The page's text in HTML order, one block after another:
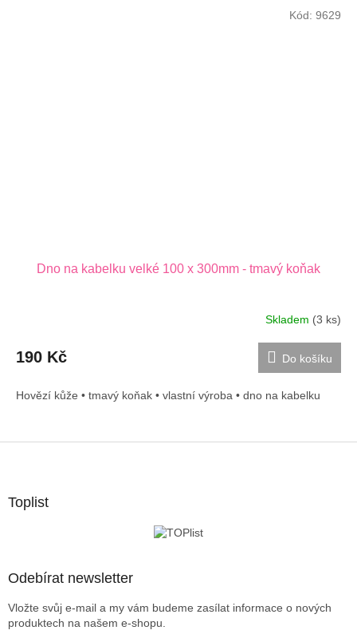
Dno na kabelku velké 100 x 300mm - tmavý koňak
Skladem (3 ks)
190 Kč Do košíku
Hovězí kůže • tmavý koňak • vlastní výroba • dno na kabelku
Kód: 9629
Toplist
Odebírat newsletter
Vložte svůj e-mail a my vám budeme zasílat informace o nových
produktech na našem e-shopu.